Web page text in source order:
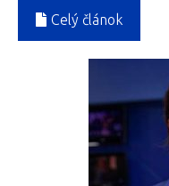
Celý článok